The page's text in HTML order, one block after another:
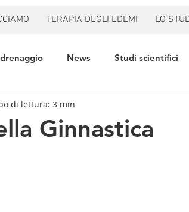
TERAPIA DEGLI EDEMI LO
News Studi scientifici
Ginnastica
di lettura: 3 min